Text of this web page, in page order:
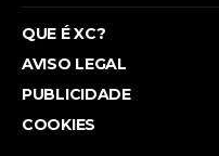
QUE É XC?
AVISO LEGAL
PUBLICIDADE
COOKIES